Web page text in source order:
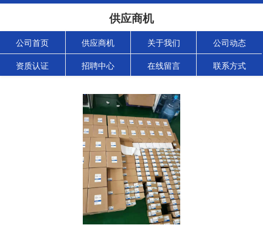
供应商机
公司首页 供应商机 关于我们 公司动态
资质认证 招聘中心 在线留言 联系方式